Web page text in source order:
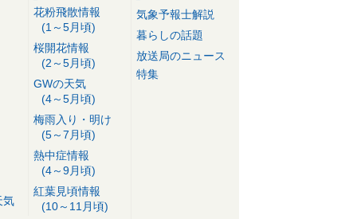
気
花粉飛散情報
(1～5月頃)
桜開花情報
(2～5月頃)
GWの天気
(4～5月頃)
梅雨入り・明け
(5～7月頃)
熱中症情報
(4～9月頃)
紅葉見頃情報
(10～11月頃)
気象予報士解説
暮らしの話題
放送局のニュース
特集